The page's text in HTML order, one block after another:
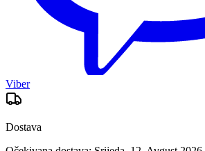
Viber
Dostava